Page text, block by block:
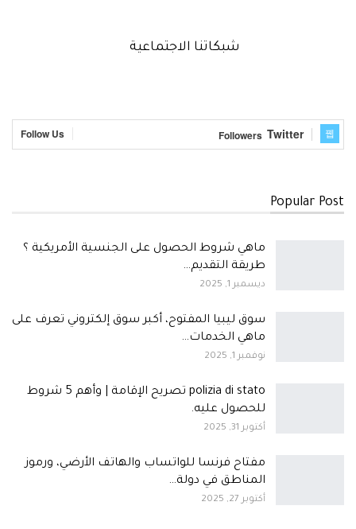
شبكاتنا الاجتماعية
Twitter
Followers
Follow Us
Popular Post
ماهي شروط الحصول على الجنسية الأمريكية ؟
طريقة التقديم…
ديسمبر 1, 2025
سوق ليبيا المفتوح، أكبر سوق إلكتروني تعرف على
ماهي الخدمات…
نوفمبر 1, 2025
polizia di stato تصريح الإقامة | وأهم 5 شروط
للحصول عليه.
أكتوبر 31, 2025
مفتاح فرنسا للواتساب والهاتف الأرضي، ورموز
المناطق في دولة…
أكتوبر 27, 2025